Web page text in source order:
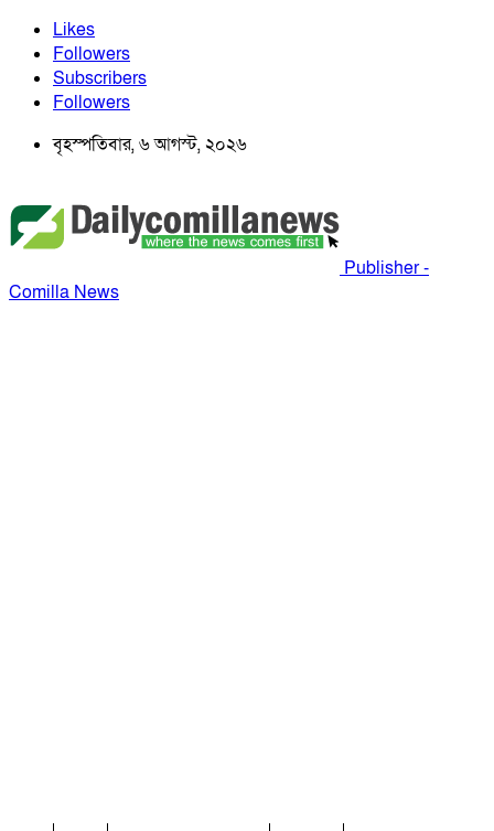
Likes
Followers
Subscribers
Followers
বৃহস্পতিবার, ৬ আগস্ট, ২০২৬
Publisher -
Comilla News